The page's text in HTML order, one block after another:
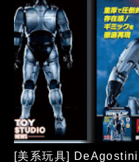
[美系玩具]